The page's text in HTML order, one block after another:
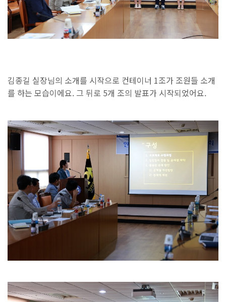
김종길 실장님의 소개를 시작으로 컨테이너 1조가 조원들 소개
를 하는 모습이에요. 그 뒤로 5개 조의 발표가 시작되었어요.